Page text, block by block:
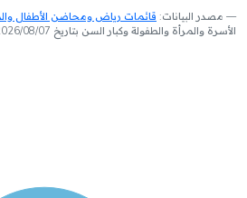
مصدر البيانات: قائمات رياض ومحاضن الأطفال
الأسرة والمرأة والطفولة وكبار السن بتاريخ 2026/08/07 على الساعة 16:31